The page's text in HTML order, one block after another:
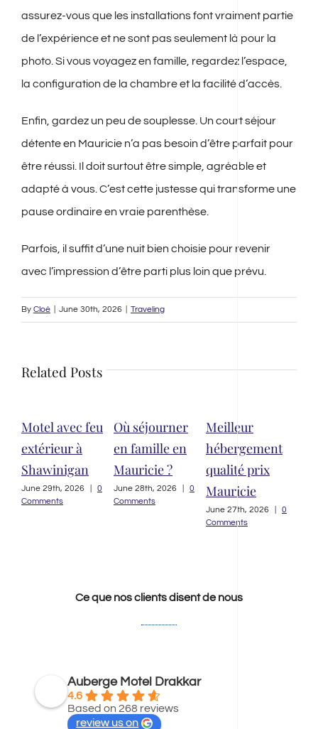
assurez-vous que les installations font vraiment partie
de l’expérience et ne sont pas seulement là pour la
photo. Si vous voyagez en famille, regardez l’espace,
la configuration de la chambre et la facilité d’accès.
Enfin, gardez un peu de souplesse. Un court séjour
détente en Mauricie n’a pas besoin d’être parfait pour
être réussi. Il doit surtout être simple, agréable et
adapté à vous. C’est cette justesse qui transforme une
pause ordinaire en vraie parenthèse.
Parfois, il suffit d’une nuit bien choisie pour revenir
avec l’impression d’être parti plus loin que prévu.
By Cloé June 30th, 2026 Traveling
Related Posts
avec feu
à
29th, 2026 |
0
Où séjourner
en famille en
Mauricie ?
June 28th, 2026 |
0
Comments
Meilleur
hébergement
qualité prix
Mauricie
June 27th, 2026 |
0
Comments
bon plan
June 26th,
Ce que nos clients disent de nous
Auberge Motel Drakkar
4.6
Based on 268 reviews
review us on